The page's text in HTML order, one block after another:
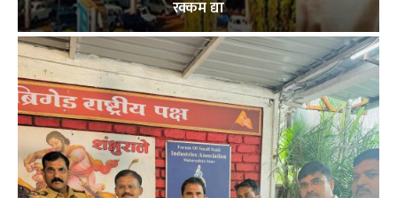
रक्कम द्या